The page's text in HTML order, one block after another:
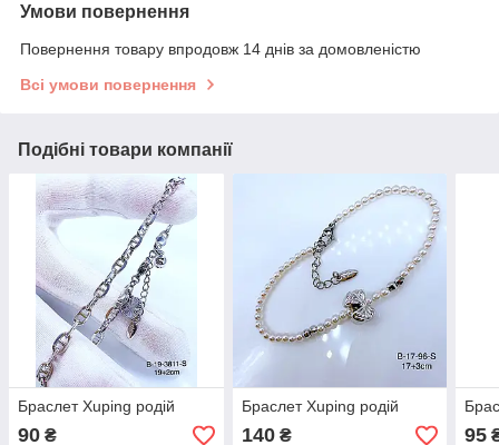
Умови повернення
Повернення товару впродовж 14 днів за домовленістю
Всі умови повернення
Подібні товари компанії
Браслет Xuping родій
90 ₴
Браслет Xuping родій
140₴ 95